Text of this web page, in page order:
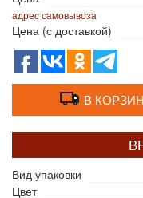
адрес самовывоза
Цена (с доставкой)
В
Вид упаковки
Цвет